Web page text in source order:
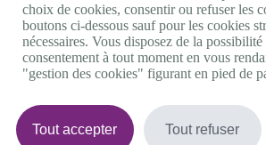
Youtube
Linkedin
Facebook
Twitter
0 800 11 10 09Services & appel gratuitsDe
Nous contacter
choix de cookies, consentir ou refuser les
boutons ci-dessous sauf pour les cookies
nécessaires. Vous disposez de la
consentement à tout moment en vous
"gestion des cookies" figurant en pied de
Tout accepter Tout refuser